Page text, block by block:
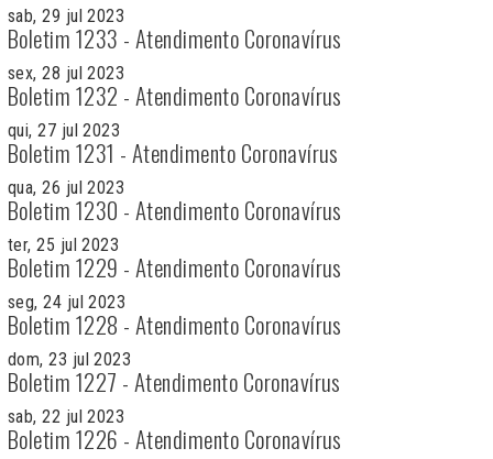
sab, 29 jul 2023
Boletim 1233 - Atendimento Coronavírus
sex, 28 jul 2023
Boletim 1232 - Atendimento Coronavírus
qui, 27 jul 2023
Boletim 1231 - Atendimento Coronavírus
qua, 26 jul 2023
Boletim 1230 - Atendimento Coronavírus
ter, 25 jul 2023
Boletim 1229 - Atendimento Coronavírus
seg, 24 jul 2023
Boletim 1228 - Atendimento Coronavírus
dom, 23 jul 2023
Boletim 1227 - Atendimento Coronavírus
sab, 22 jul 2023
Boletim 1226 - Atendimento Coronavírus